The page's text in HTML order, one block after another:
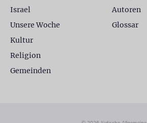
Israel
Unsere Woche
Kultur
Religion
Gemeinden
Autoren
Glossar